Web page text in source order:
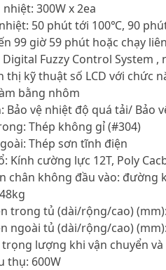
300W x 2ea
50 phút tới 100℃, 90
99 giờ 59 phút hoặc chạy
Fuzzy Control System ,
thị kỹ thuật số LCD với chức
bằng nhôm
Bảo vệ nhiệt độ quá tải/ Bảo
Thép không gỉ (#304)
Thép sơn tĩnh điện
Kính cường lực 12T, Poly
chân không đầu vào: đường
trong tủ (dài/rộng/cao)
ngoài tủ (dài/rộng/cao)
lượng khi vận chuyển
thụ: 600W